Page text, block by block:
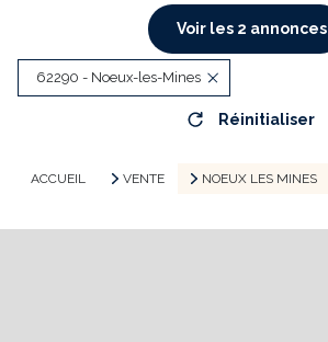
Voir les 2 annonces
62290 - Noeux-les-Mines
Réinitialiser
ACCUEIL VENTE NOEUX LES MINES